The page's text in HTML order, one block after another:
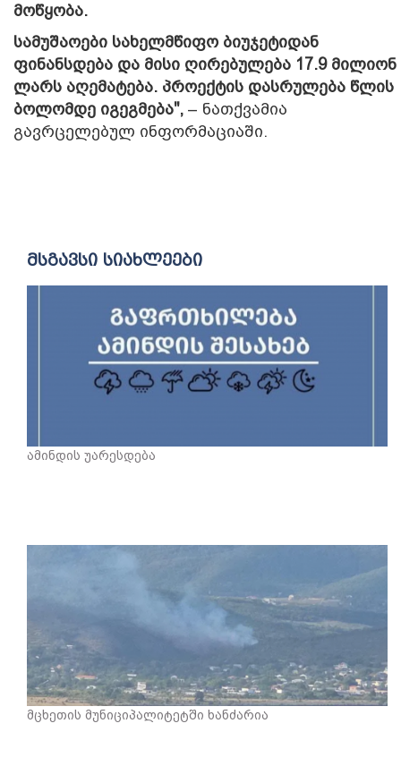
მოწყობა.
სამუშაოები სახელმწიფო ბიუჯეტიდან
ფინანსდება და მისი ღირებულება 17.9 მილიონ
ლარს აღემატება. პროექტის დასრულება წლის
ბოლომდე იგეგმება", – ნათქვამია
გავრცელებულ ინფორმაციაში.
მსგავსი სიახლეები
ამინდის უარესდება
მცხეთის მუნიციპალიტეტში ხანძარია